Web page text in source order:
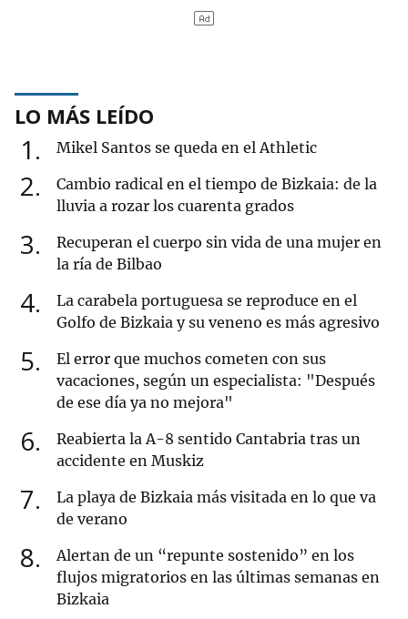
LO MÁS LEÍDO
1 Mikel Santos se queda en el Athletic
2
Cambio radical en el tiempo de Bizkaia: de la
lluvia a rozar los cuarenta grados
3
Recuperan el cuerpo sin vida de una mujer en
la ría de Bilbao
4
La carabela portuguesa se reproduce en el
Golfo de Bizkaia y su veneno es más agresivo
5
El error que muchos cometen con sus
vacaciones, según un especialista: "Después
de ese día ya no mejora"
6
Reabierta la A-8 sentido Cantabria tras un
accidente en Muskiz
7
La playa de Bizkaia más visitada en lo que va
de verano
8
Alertan de un “repunte sostenido” en los
flujos migratorios en las últimas semanas en
Bizkaia